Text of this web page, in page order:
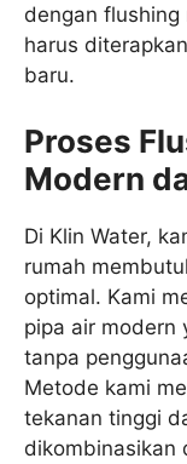
dengan
harus
baru.
Proses
Modern
Di Klin Water,
rumah
optimal. Kami
pipa air modern
tanpa
Metode kami
tekanan tinggi
dikombinasikan